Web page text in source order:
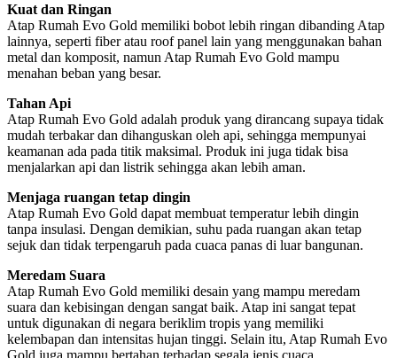
Kuat dan Ringan
Atap Rumah Evo Gold memiliki bobot lebih ringan dibanding Atap
lainnya, seperti fiber atau roof panel lain yang menggunakan bahan
metal dan komposit, namun Atap Rumah Evo Gold mampu
menahan beban yang besar.
Tahan Api
Atap Rumah Evo Gold adalah produk yang dirancang supaya tidak
mudah terbakar dan dihanguskan oleh api, sehingga mempunyai
keamanan ada pada titik maksimal. Produk ini juga tidak bisa
menjalarkan api dan listrik sehingga akan lebih aman.
Menjaga ruangan tetap dingin
Atap Rumah Evo Gold dapat membuat temperatur lebih dingin
tanpa insulasi. Dengan demikian, suhu pada ruangan akan tetap
sejuk dan tidak terpengaruh pada cuaca panas di luar bangunan.
Meredam Suara
Atap Rumah Evo Gold memiliki desain yang mampu meredam
suara dan kebisingan dengan sangat baik. Atap ini sangat tepat
untuk digunakan di negara beriklim tropis yang memiliki
kelembapan dan intensitas hujan tinggi. Selain itu, Atap Rumah Evo
Gold juga mampu bertahan terhadap segala jenis cuaca.